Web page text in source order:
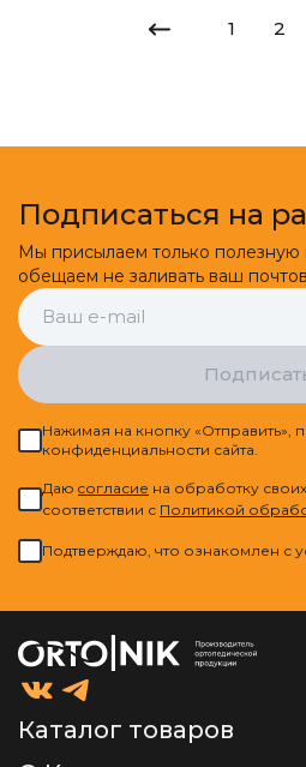
1 2
Подписаться на
Мы присылаем только
обещаем не заливать ваш
Нажимая на кнопку «Отправить»,
конфиденциальности сайта.
Даю cогласие на обработку
соответствии с Политикой
Подтверждаю, что ознакомлен с
Каталог товаров